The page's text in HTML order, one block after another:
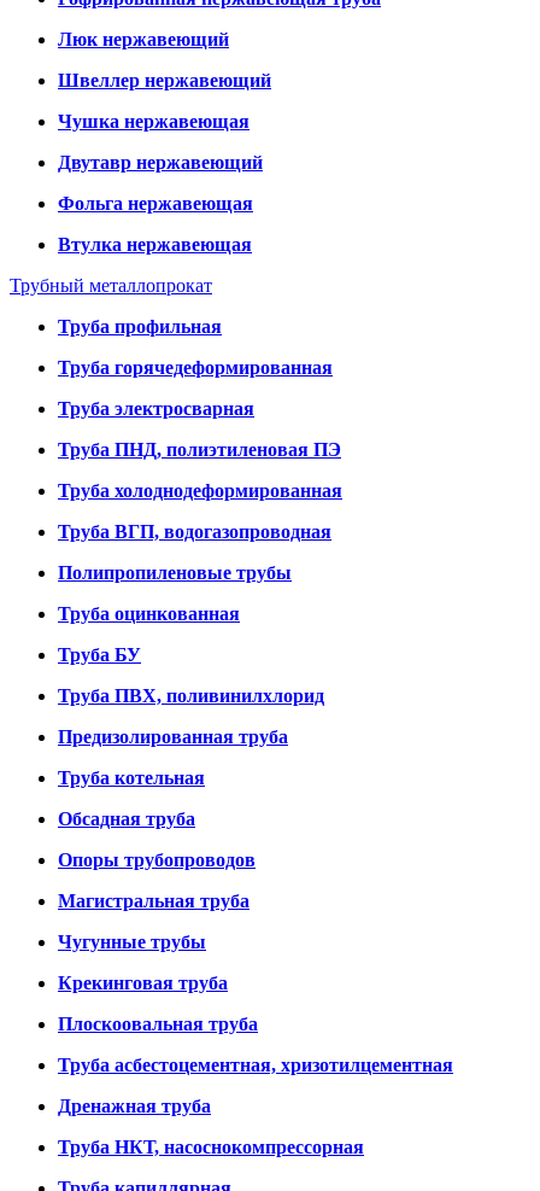
Люк нержавеющий
Швеллер нержавеющий
Чушка нержавеющая
Двутавр нержавеющий
Фольга нержавеющая
Втулка нержавеющая
Трубный металлопрокат
Труба профильная
Труба горячедеформированная
Труба электросварная
Труба ПНД, полиэтиленовая ПЭ
Труба холоднодеформированная
Труба ВГП, водогазопроводная
Полипропиленовые трубы
Труба оцинкованная
Труба БУ
Труба ПВХ, поливинилхлорид
Предизолированная труба
Труба котельная
Обсадная труба
Опоры трубопроводов
Магистральная труба
Чугунные трубы
Крекинговая труба
Плоскоовальная труба
Труба асбестоцементная, хризотилцементная
Дренажная труба
Труба НКТ, насоснокомпрессорная